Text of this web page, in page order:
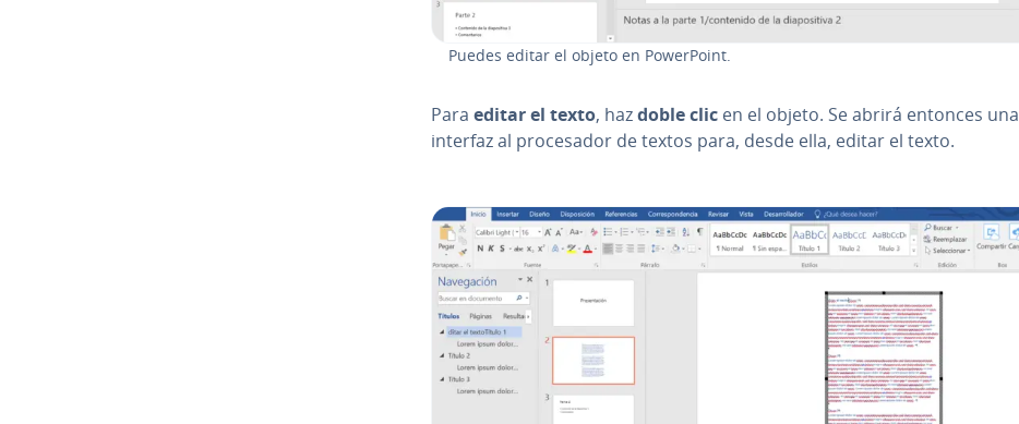
Puedes editar el objeto en Po­we­r­Poi­nt.
Para editar el texto, hazdoble clic en el objeto. Se abrirá entonces una
interfaz al pro­ce­sa­dor de textos para, desde ella, editar el texto.